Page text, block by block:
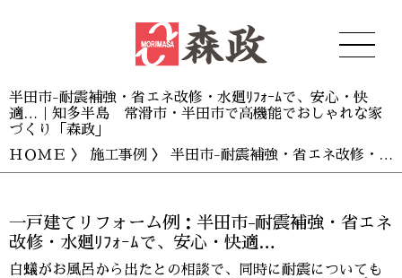
半田市-耐震補強・省エネ改修・水廻ﾘﾌｫｰﾑで、安心・快
適…｜知多半島 常滑市・半田市で高機能でおしゃれな家
づくり「森政」
ＨＯＭＥ 〉 施工事例 〉 半田市-耐震補強・省エネ改修・水廻ﾘﾌｫｰﾑで、安心・快適…
一戸建てリフォーム例：半田市-耐震補強・省エネ
改修・水廻ﾘﾌｫｰﾑで、安心・快適…
白蟻がお風呂から出たとの相談で、同時に耐震についても